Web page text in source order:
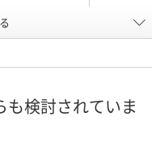
A785672
26日（水）まで
も検討されていま